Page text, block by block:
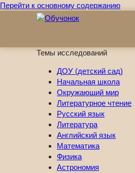
Перейти к основному содержанию
Темы исследований
ДОУ (детский сад)
Начальная школа
Окружающий мир
Литературное чтение
Русский язык
Литература
Английский язык
Математика
Физика
Астрономия